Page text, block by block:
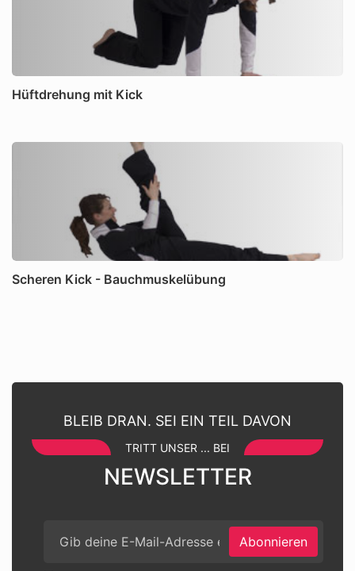
Hüftdrehung mit Kick
Scheren Kick - Bauchmuskelübung
BLEIB DRAN. SEI EIN TEIL DAVON
TRITT UNSER ... BEI
NEWSLETTER
Abonnieren